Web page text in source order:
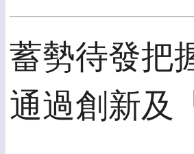
蓄勢待發把
通過創新及